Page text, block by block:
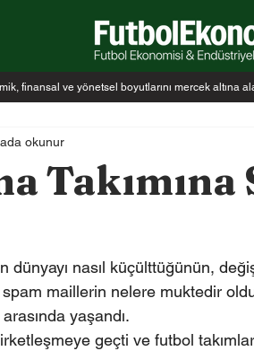
finansal ve yönetsel boyutlarını mercek altına
Takımına
okunur
nasıl küçülttüğünün,
maillerin nelere muktedir
yaşandı.
geçti ve futbol